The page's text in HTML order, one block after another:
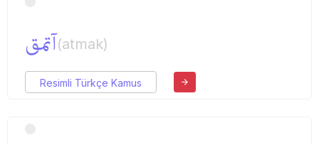
آتمق(atmak)
Resimli Türkçe Kamus